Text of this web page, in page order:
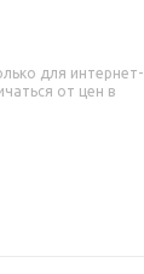
для интернет-
от цен в